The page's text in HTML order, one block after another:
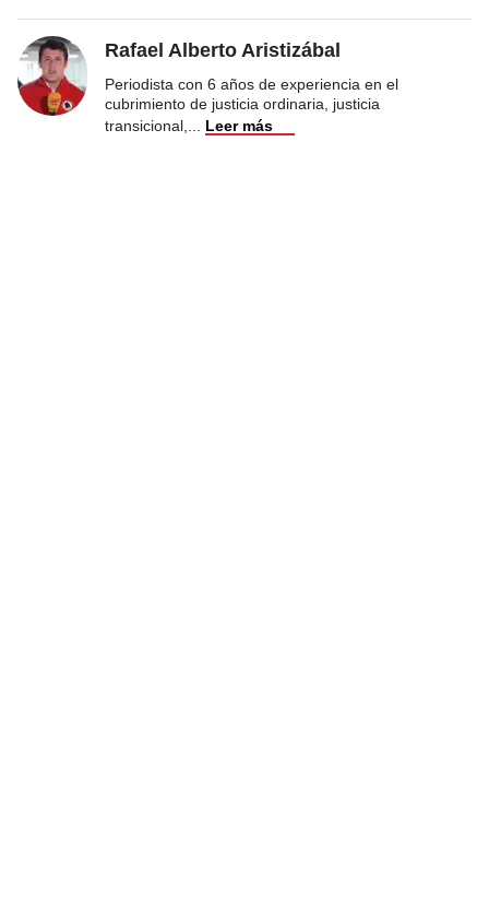
Rafael Alberto Aristizábal
Periodista con 6 años de experiencia en el
cubrimiento de justicia ordinaria, justicia
transicional,
Leer más